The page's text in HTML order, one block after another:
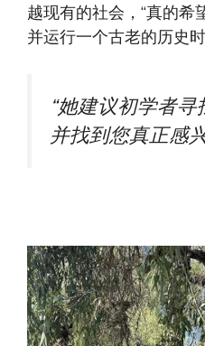
越现有的社会，“真的
并运行一个古老的历史时
“她建议初学者寻
并找到您真正感